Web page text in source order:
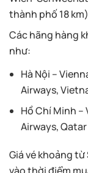
thành phố 18
Các hãng hàng
như:
Hà Nội –
Airways,
Hồ Chí Minh –
Airways,
Giá vé khoảng